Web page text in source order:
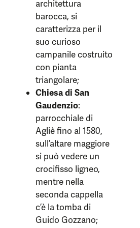
architettura
barocca, si
caratterizza per il
suo curioso
campanile costruito
con pianta
triangolare;
Chiesa di San
Gaudenzio:
parrocchiale di
Agliè fino al 1580,
sull’altare maggiore
si può vedere un
crocifisso ligneo,
mentre nella
seconda cappella
c’è la tomba di
Guido Gozzano;